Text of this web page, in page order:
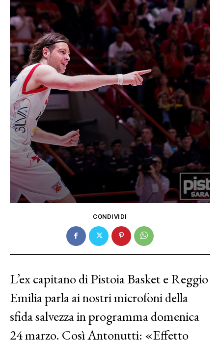
CONDIVIDI
L’ex capitano di Pistoia Basket e Reggio
Emilia parla ai nostri microfoni della
sfida salvezza in programma domenica
24 marzo. Così Antonutti: «Effetto